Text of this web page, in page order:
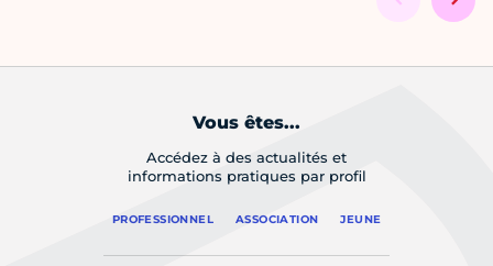
Vous êtes...
Accédez à des actualités et
informations pratiques par profil
PROFESSIONNEL ASSOCIATION JEUNE